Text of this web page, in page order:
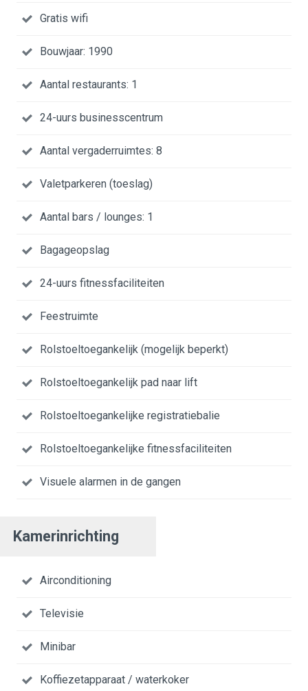
Gratis wifi
Bouwjaar: 1990
Aantal restaurants: 1
24-uurs businesscentrum
Aantal vergaderruimtes: 8
Valetparkeren (toeslag)
Aantal bars / lounges: 1
Bagageopslag
24-uurs fitnessfaciliteiten
Feestruimte
Rolstoeltoegankelijk (mogelijk beperkt)
Rolstoeltoegankelijk pad naar lift
Rolstoeltoegankelijke registratiebalie
Rolstoeltoegankelijke fitnessfaciliteiten
Visuele alarmen in de gangen
Kamerinrichting
Airconditioning
Televisie
Minibar
Koffiezetapparaat / waterkoker